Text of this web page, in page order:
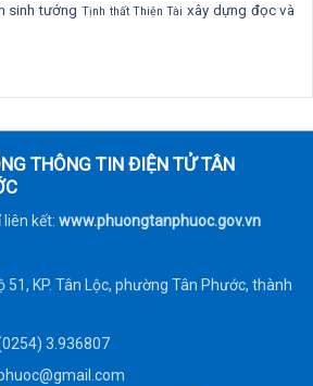
sinh tướng Tịnh thất Thiện Tài xây dựng đọc và
THÔNG TIN ĐIỆN TỬ TÂN
kết: www.phuongtanphuoc.gov.vn
51, KP. Tân Lộc, phường Tân Phước, thành
3.936807